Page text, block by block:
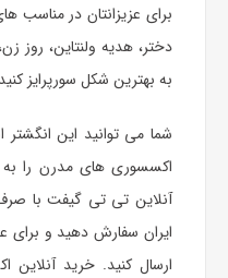
برای عزیزانتان در مناسب
دختر، هدیه ولنتاین، روز
به بهترین شکل سورپرایز
شما می توانید این انگشتر
اکسسوری های مدرن را به
آنلاین تی تی گیفت با
ایران سفارش دهید و برای
ارسال کنید. خرید